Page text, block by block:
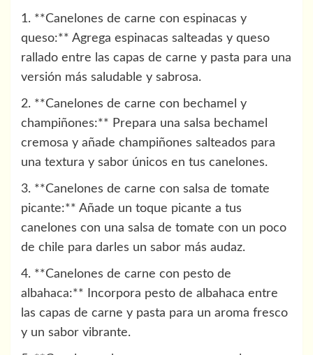
1. **Canelones de carne con espinacas y
queso:** Agrega espinacas salteadas y queso
rallado entre las capas de carne y pasta para una
versión más saludable y sabrosa.
2. **Canelones de carne con bechamel y
champiñones:** Prepara una salsa bechamel
cremosa y añade champiñones salteados para
una textura y sabor únicos en tus canelones.
3. **Canelones de carne con salsa de tomate
picante:** Añade un toque picante a tus
canelones con una salsa de tomate con un poco
de chile para darles un sabor más audaz.
4. **Canelones de carne con pesto de
albahaca:** Incorpora pesto de albahaca entre
las capas de carne y pasta para un aroma fresco
y un sabor vibrante.